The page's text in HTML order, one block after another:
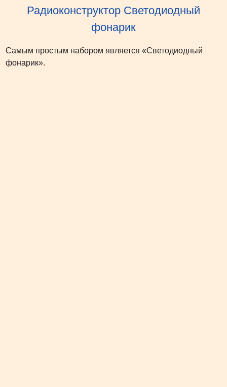
Радиоконструктор Светодиодный
фонарик
Самым простым набором является «Светодиодный
фонарик».